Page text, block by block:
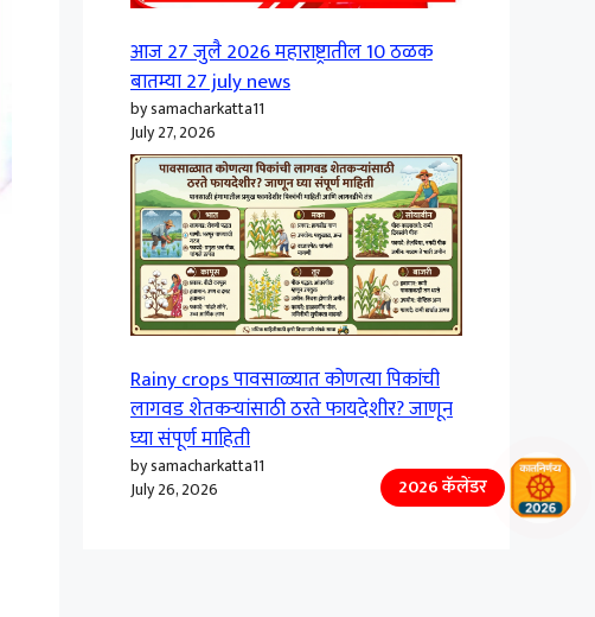
आज 27 जुलै 2026 महाराष्ट्रातील 10 ठळक
बातम्या 27 july news
by samacharkatta11
July 27, 2026
Rainy crops पावसाळ्यात कोणत्या पिकांची
लागवड शेतकऱ्यांसाठी ठरते फायदेशीर? जाणून
घ्या संपूर्ण माहिती
by samacharkatta11
July 26, 2026
2026 कॅलेंडर